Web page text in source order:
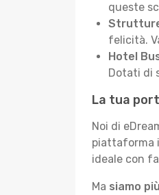
queste
felicità.
Hotel
Dotati di
La tua
Noi di
piattaforma
ideale con
Ma siamo